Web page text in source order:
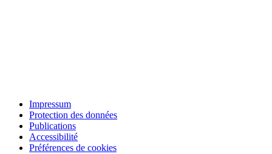
Impressum
Protection des données
Publications
Accessibilité
Préférences de cookies